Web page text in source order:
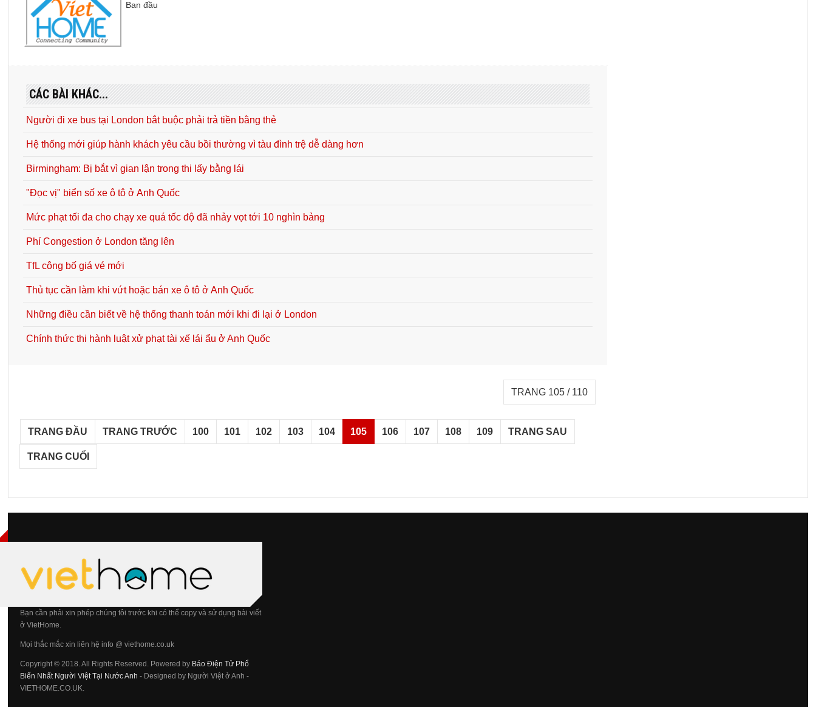
Ban đầu
CÁC BÀI KHÁC...
Người đi xe bus tại London bắt buộc phải trả tiền bằng thẻ
Hệ thống mới giúp hành khách yêu cầu bồi thường vì tàu đình trệ dễ dàng hơn
Birmingham: Bị bắt vì gian lận trong thi lấy bằng lái
"Đọc vị" biển số xe ô tô ở Anh Quốc
Mức phạt tối đa cho chạy xe quá tốc độ đã nhảy vọt tới 10 nghìn bảng
Phí Congestion ở London tăng lên
TfL công bố giá vé mới
Thủ tục cần làm khi vứt hoặc bán xe ô tô ở Anh Quốc
Những điều cần biết về hệ thống thanh toán mới khi đi lại ở London
Chính thức thi hành luật xử phạt tài xế lái ẩu ở Anh Quốc
TRANG 105 / 110
TRANG ĐẦU TRANG TRƯỚC 100 101 102 103 104 105 106 107 108 109 TRANG SAU
TRANG CUỐI
Bạn cần phải xin phép chúng tôi trước khi có thể copy và sử dụng bài viết
ở VietHome.
Mọi thắc mắc xin liên hệ info @ viethome.co.uk
Copyright © 2018. All Rights Reserved. Powered by Báo Điện Tử Phổ
Biến Nhất Người Việt Tại Nước Anh - Designed by Người Việt ở Anh -
VIETHOME.CO.UK.